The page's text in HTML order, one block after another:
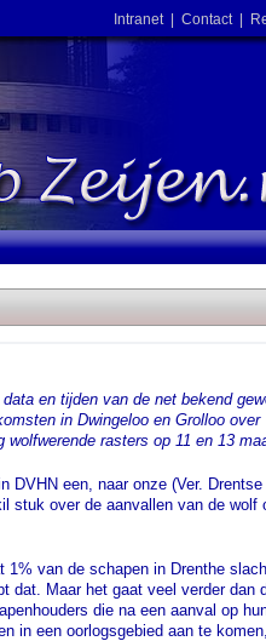
Intranet| Contact|
en tijden van de net bekend
in Dwingeloo en Grolloo over
wolfwerende rasters op 11 en 13
DVHN een, naar onze (Ver. Drentse
stuk over de aanvallen van de wolf
1% van de schapen in Drenthe
dat. Maar het gaat veel verder dan
die na een aanval op
in een oorlogsgebied aan te komen,